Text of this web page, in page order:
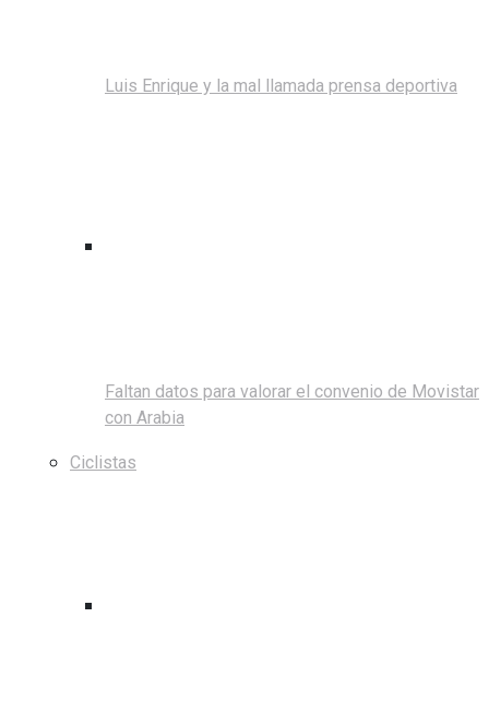
Luis Enrique y la mal llamada prensa deportiva
Faltan datos para valorar el convenio de Movistar
con Arabia
Ciclistas